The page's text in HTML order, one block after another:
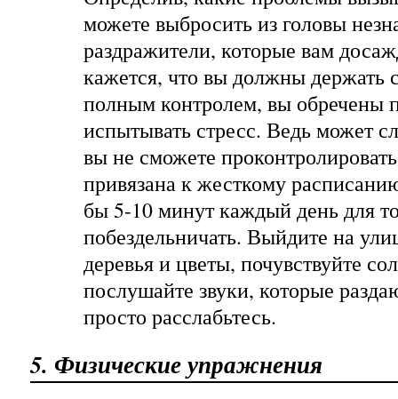
можете выбросить из головы
раздражители, которые вам
кажется, что вы должны держать
полным контролем, вы обречены
испытывать стресс. Ведь может
вы не сможете
привязана к жесткому
бы 5-10 минут каждый день для
побездельничать. Выйдите на
деревья и цветы, почувствуйте
послушайте звуки, которые
просто расслабьтесь.
5. Физические упражнения